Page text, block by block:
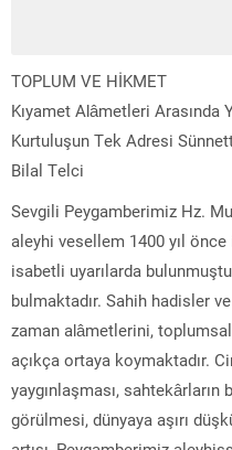
TOPLUM VE HİKMET
Kıyamet Alâmetleri Arasında
Kurtuluşun Tek Adresi
Bilal Telci
Sevgili Peygamberimiz Hz.
aleyhi vesellem 1400 yıl
isabetli uyarılarda
bulmaktadır. Sahih hadisler
zaman alâmetlerini,
açıkça ortaya koymaktadır.
yaygınlaşması,
görülmesi, dünyaya aşırı